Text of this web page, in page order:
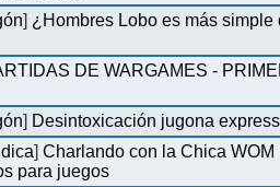
] ¿Hombres Lobo es más simple
DE WARGAMES -
] Desintoxicación jugona express
]Charlando con la Chica WOM
para juegos